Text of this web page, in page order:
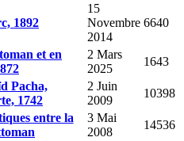
1892
15
Novembre
2014
6640
et en
2 Mars
2025
1643
Pacha,
1742
2 Juin
2009
10398
entre la
3 Mai
2008
14536